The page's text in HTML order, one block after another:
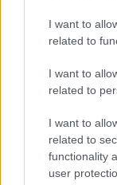
I want to
related to
I want to
related to
I want to
related to
functionality
user
ଏକ ମସଲା ଭାବରେ
ଏବଂ ଇନ୍ଦ୍ରିୟଗତ
ଡାଲଚିନି କାଠିର
କରୁଥିବା ଉଷ୍ମର
ମସଲାର
ଧରି ଏହାର ସ୍ୱାଦ
ପାଇଁ ମୂଲ୍ୟବାନ।